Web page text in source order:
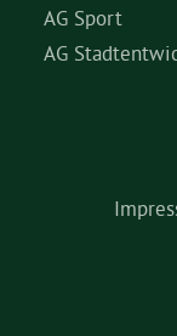
AG Sport
AG